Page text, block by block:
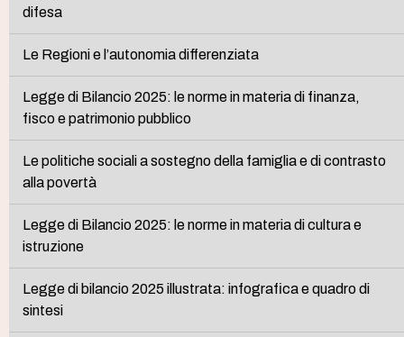
difesa
Le Regioni e l’autonomia differenziata
Legge di Bilancio 2025: le norme in materia di finanza,
fisco e patrimonio pubblico
Le politiche sociali a sostegno della famiglia e di contrasto
alla povertà
Legge di Bilancio 2025: le norme in materia di cultura e
istruzione
Legge di bilancio 2025 illustrata: infografica e quadro di
sintesi